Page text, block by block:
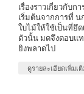
เรื่องราวเกี่ยวกับ
เริ่มต้นจากการที่
ใบไม้ให้ใช้เป็นที่ยึ
ตัวนั้น มดจึงตอบแ
ยิงพลาดไป
ดูรายละเอียดเพิ่มเ